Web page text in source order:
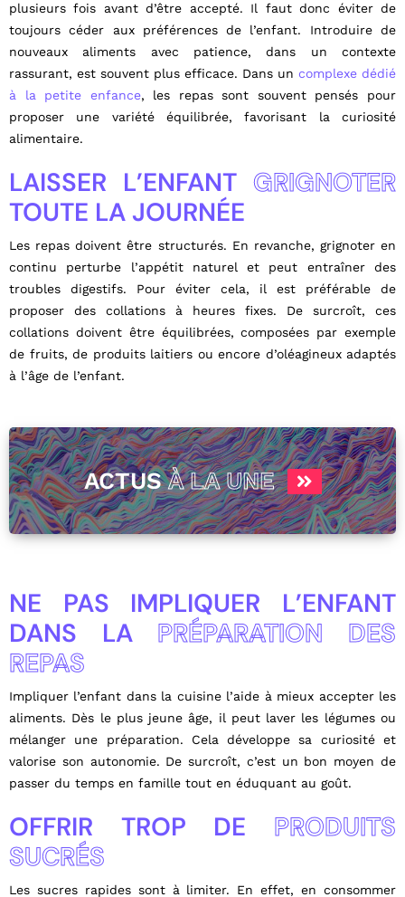
plusieurs fois avant d’être accepté. Il faut donc éviter de
toujours céder aux préférences de l’enfant. Introduire de
nouveaux aliments avec patience, dans un contexte
rassurant, est souvent plus efficace. Dans un complexe dédié
à la petite enfance, les repas sont souvent pensés pour
proposer une variété équilibrée, favorisant la curiosité
alimentaire.
LAISSER L’ENFANT GRIGNOTER
TOUTE LA JOURNÉE
Les repas doivent être structurés. En revanche, grignoter en
continu perturbe l’appétit naturel et peut entraîner des
troubles digestifs. Pour éviter cela, il est préférable de
proposer des collations à heures fixes. De surcroît, ces
collations doivent être équilibrées, composées par exemple
de fruits, de produits laitiers ou encore d’oléagineux adaptés
à l’âge de l’enfant.
ACTUSÀ LA UNE
NE PAS IMPLIQUER L’ENFANT
DANS LA PRÉPARATION DES
REPAS
Impliquer l’enfant dans la cuisine l’aide à mieux accepter les
aliments. Dès le plus jeune âge, il peut laver les légumes ou
mélanger une préparation. Cela développe sa curiosité et
valorise son autonomie. De surcroît, c’est un bon moyen de
passer du temps en famille tout en éduquant au goût.
OFFRIR TROP DE PRODUITS
SUCRÉS
Les sucres rapides sont à limiter. En effet, en consommer